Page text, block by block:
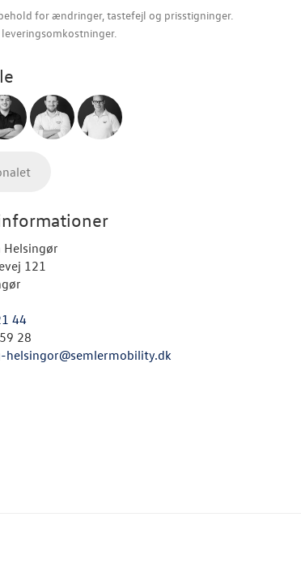
for ændringer, tastefejl og prisstigninger.
Helsingør
121
44
28
helsingor@semlermobility.dk